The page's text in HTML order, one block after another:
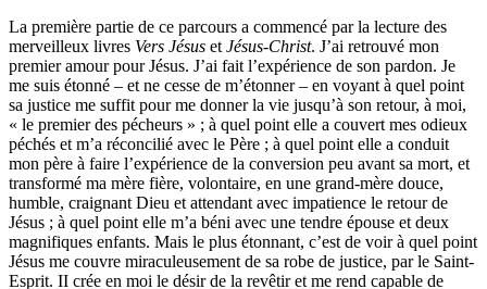
La première partie de ce parcours a commencé par la lecture des
merveilleux livres Vers Jésus et Jésus-Christ. J’ai retrouvé mon
premier amour pour Jésus. J’ai fait l’expérience de son pardon. Je
me suis étonné – et ne cesse de m’étonner – en voyant à quel point
sa justice me suffit pour me donner la vie jusqu’à son retour, à moi,
« le premier des pécheurs » ; à quel point elle a couvert mes odieux
péchés et m’a réconcilié avec le Père ; à quel point elle a conduit
mon père à faire l’expérience de la conversion peu avant sa mort, et
transformé ma mère fière, volontaire, en une grand-mère douce,
humble, craignant Dieu et attendant avec impatience le retour de
Jésus ; à quel point elle m’a béni avec une tendre épouse et deux
magnifiques enfants. Mais le plus étonnant, c’est de voir à quel point
Jésus me couvre miraculeusement de sa robe de justice, par le Saint-
Esprit. II crée en moi le désir de la revêtir et me rend capable de